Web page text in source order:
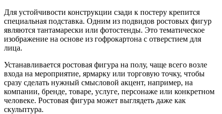
Для устойчивости конструкции сзади к постеру крепится
специальная подставка. Одним из подвидов ростовых фигур
являются тантамарески или фотостенды. Это тематическое
изображение на основе из гофрокартона с отверстием для
лица.
Устанавливается ростовая фигура на полу, чаще всего возле
входа на мероприятие, ярмарку или торговую точку, чтобы
сразу сделать нужный смысловой акцент, например, на
компании, бренде, товаре, услуге, персонаже или конкретном
человеке. Ростовая фигура может выглядеть даже как
скульптура.